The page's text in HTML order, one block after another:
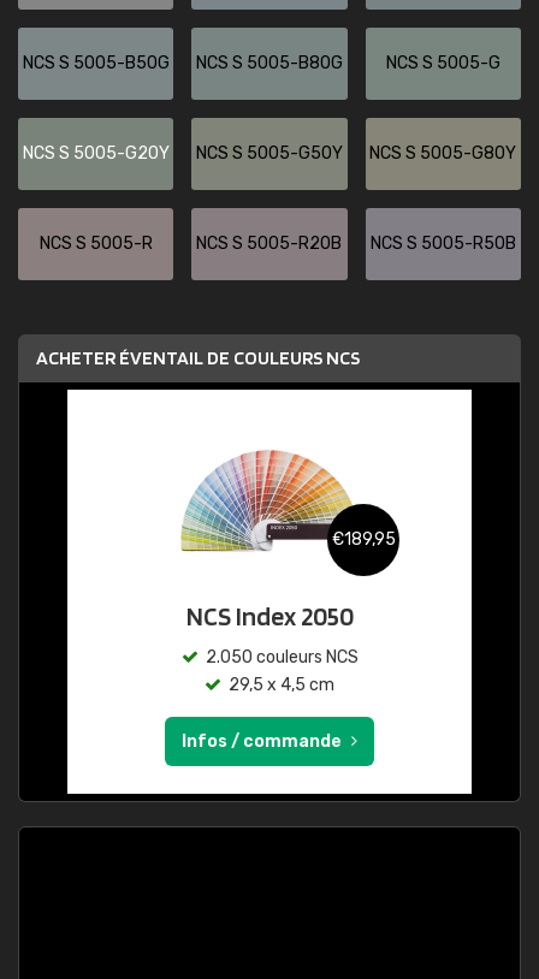
NCS S 5005-B50G NCS S 5005-B80G NCS S 5005-G
NCS S 5005-G20Y NCS S 5005-G50Y NCS S 5005-G80Y
NCS S 5005-R NCS S 5005-R20B NCS S 5005-R50B
ACHETER ÉVENTAIL DE COULEURS NCS
€189,95
NCS Index 2050
2.050 couleurs NCS
29,5 x 4,5 cm
Infos / commande